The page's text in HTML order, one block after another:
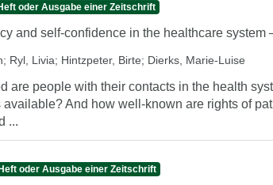
oder Ausgabe einer Zeitschrift
and self-confidence in the healthcare system
; Ryl, Livia; Hintzpeter, Birte; Dierks, Marie-Luise
are people with their contacts in the health
available? And how well-known are rights of
...
Heft oder Ausgabe einer Zeitschrift